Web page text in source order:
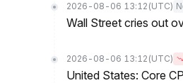
2026-08-06 13:12 (UTC)
Wall Street cries out
2026-08-06 13:12 (UTC)
United States: Core